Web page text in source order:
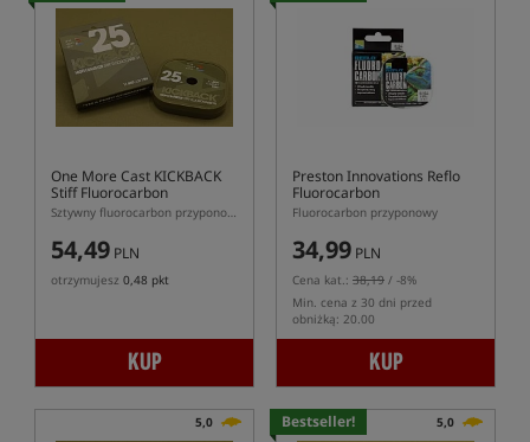
One More Cast KICKBACK
Stiff Fluorocarbon
Sztywny fluorocarbon przyponowy
54,49 PLN
otrzymujesz 0,48 pkt
KUP
Preston Innovations Reflo
Fluorocarbon
Fluorocarbon przyponowy
34,99 PLN
Cena kat.: 38,19 / -8%
Min. cena z 30 dni przed
obniżką: 20.00
KUP
5,0 Bestseller! 5,0